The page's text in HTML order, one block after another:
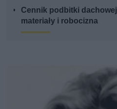
Cennik podbitki
materiały i robocizna